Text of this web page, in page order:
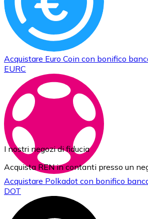
Acquistare Euro Coin con bonifico
EURC
Acquistare Polkadot con bonifico
DOT
I nostri negozi di fiducia
Acquista REN in contanti presso un